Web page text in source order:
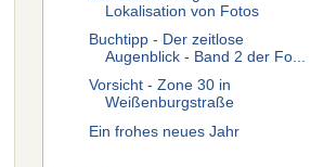
Lokalisation von Fotos
Buchtipp - Der zeitlose
Augenblick - Band 2 der Fo...
Vorsicht - Zone 30 in
Weißenburgstraße
Ein frohes neues Jahr